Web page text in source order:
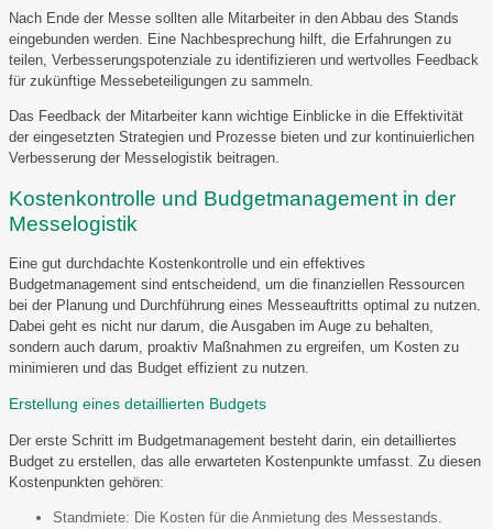
Nach Ende der Messe sollten alle Mitarbeiter in den Abbau des Stands
eingebunden werden. Eine Nachbesprechung hilft, die Erfahrungen zu
teilen, Verbesserungspotenziale zu identifizieren und wertvolles Feedback
für zukünftige Messebeteiligungen zu sammeln.
Das Feedback der Mitarbeiter kann wichtige Einblicke in die Effektivität
der eingesetzten Strategien und Prozesse bieten und zur kontinuierlichen
Verbesserung der Messelogistik beitragen.
Kostenkontrolle und Budgetmanagement in der
Messelogistik
Eine gut durchdachte Kostenkontrolle und ein effektives
Budgetmanagement sind entscheidend, um die finanziellen Ressourcen
bei der Planung und Durchführung eines Messeauftritts optimal zu nutzen.
Dabei geht es nicht nur darum, die Ausgaben im Auge zu behalten,
sondern auch darum, proaktiv Maßnahmen zu ergreifen, um Kosten zu
minimieren und das Budget effizient zu nutzen.
Erstellung eines detaillierten Budgets
Der erste Schritt im Budgetmanagement besteht darin, ein detailliertes
Budget zu erstellen, das alle erwarteten Kostenpunkte umfasst. Zu diesen
Kostenpunkten gehören:
Standmiete: Die Kosten für die Anmietung des Messestands.